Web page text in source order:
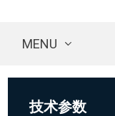
MENU
技术参数